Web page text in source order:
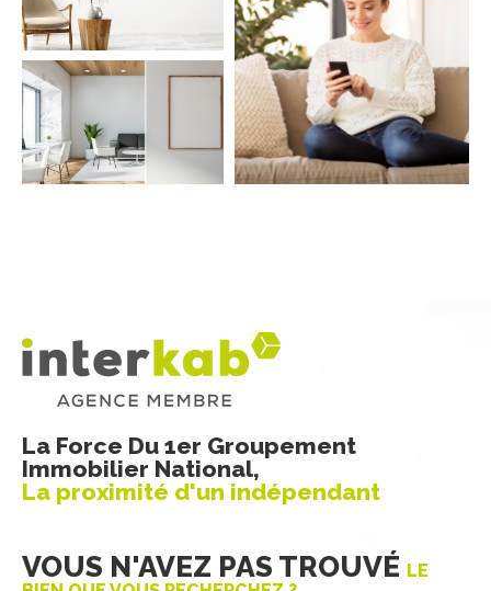
La Force Du 1er Groupement
Immobilier National,
La proximité d'un indépendant
VOUS N'AVEZ PAS TROUVÉ LE
COUPS DE COEUR EXCLUSIVITÉS
NOUVEAUTÉS
RECHERCHER